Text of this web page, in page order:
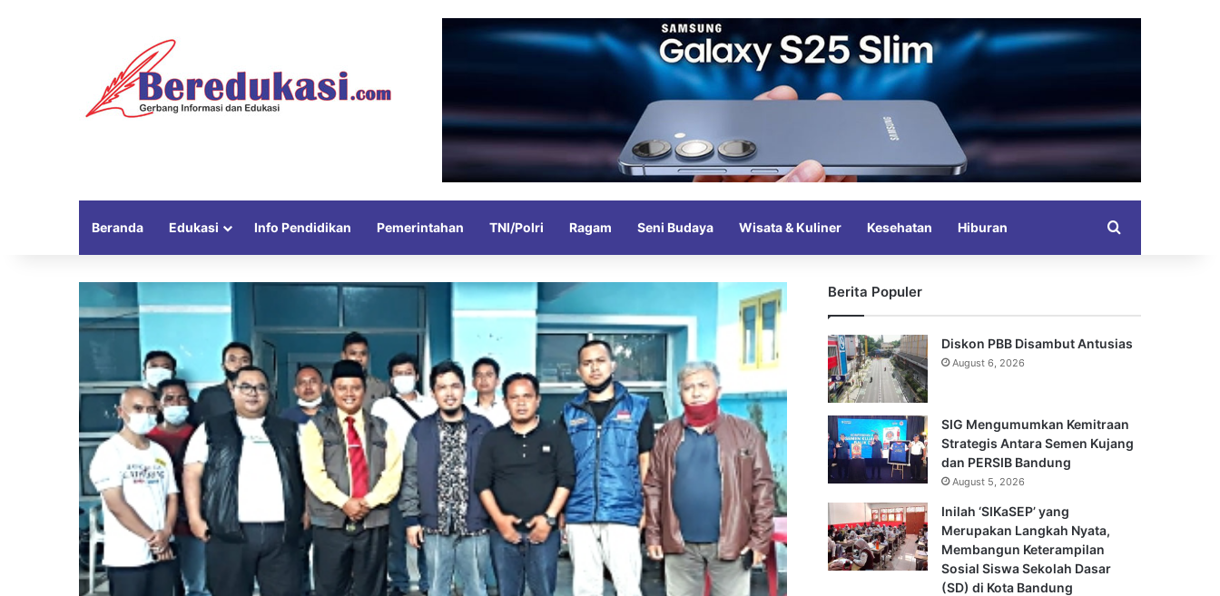
Beranda Edukasi Info Pendidikan Pemerintahan TNI/Polri Ragam Seni Budaya Wisata & Kuliner Kesehatan Hiburan
Berita Populer
Diskon PBB Disambut Antusias
August 6, 2026
SIG Mengumumkan Kemitraan
Strategis Antara Semen Kujang
dan PERSIB Bandung
August 5, 2026
Inilah ‘SIKaSEP’ yang
Merupakan Langkah Nyata,
Membangun Keterampilan
Sosial Siswa Sekolah Dasar
(SD) di Kota Bandung